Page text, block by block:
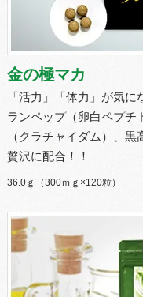
金の極マカ
「活力」「体力」が気
ランペップ（卵白ペプチ
（クラチャイダム）、
贅沢に配合！！
36.0ｇ（300ｍｇ×120粒）